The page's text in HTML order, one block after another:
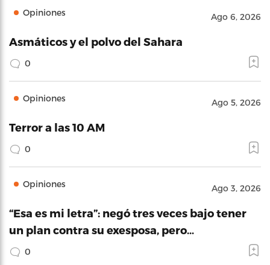
Opiniones Ago 6, 2026
Asmáticos y el polvo del Sahara
0
Opiniones Ago 5, 2026
Terror a las 10 AM
0
Opiniones Ago 3, 2026
“Esa es mi letra”: negó tres veces bajo tener
un plan contra su exesposa, pero…
0